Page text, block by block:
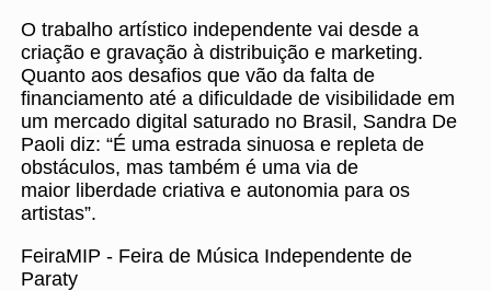
O trabalho artístico independente vai desde a
criação e gravação à distribuição e marketing.
Quanto aos desafios que vão da falta de
financiamento até a dificuldade de visibilidade em
um mercado digital saturado no Brasil, Sandra De
Paoli diz: “É uma estrada sinuosa e repleta de
obstáculos, mas também é uma via de
maior liberdade criativa e autonomia para os
artistas”.
FeiraMIP - Feira de Música Independente de
Paraty